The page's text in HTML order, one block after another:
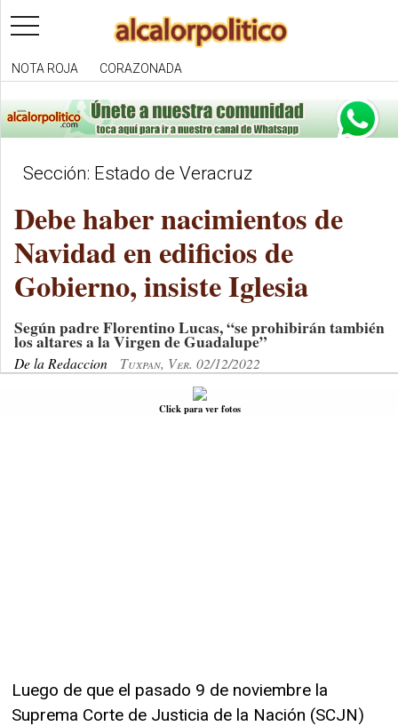
toggle
navigation
NOTA ROJA CORAZONADA
Sección: Estado de Veracruz
Debe haber nacimientos de
Navidad en edificios de
Gobierno, insiste Iglesia
Según padre Florentino Lucas, “se prohibirán también
los altares a la Virgen de Guadalupe”
De la Redaccion Tuxpan, Ver. 02/12/2022
Click para ver fotos
Luego de que el pasado 9 de noviembre la
Suprema Corte de Justicia de la Nación (SCJN)